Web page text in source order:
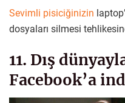
Sevimli pisiciğinizin
dosyaları silmesi
11. Dış
Facebook’a